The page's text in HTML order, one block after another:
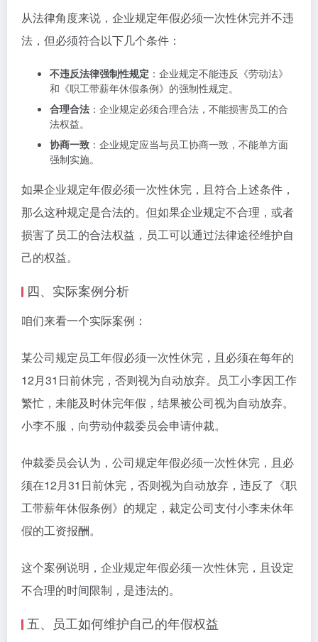
从法律角度来说，企业规定年假必须一次性休完并不违
法，但必须符合以下几个条件：
不违反法律强制性规定 ：企业规定不能违反《劳动法》
和《职工带薪年休假条例》的强制性规定。
合理合法 ：企业规定必须合理合法，不能损害员工的合
法权益。
协商一致 ：企业规定应当与员工协商一致，不能单方面
强制实施。
如果企业规定年假必须一次性休完，且符合上述条件，
那么这种规定是合法的。但如果企业规定不合理，或者
损害了员工的合法权益，员工可以通过法律途径维护自
己的权益。
四、实际案例分析
咱们来看一个实际案例：
某公司规定员工年假必须一次性休完，且必须在每年的
12月31日前休完，否则视为自动放弃。员工小李因工作
繁忙，未能及时休完年假，结果被公司视为自动放弃。
小李不服，向劳动仲裁委员会申请仲裁。
仲裁委员会认为，公司规定年假必须一次性休完，且必
须在12月31日前休完，否则视为自动放弃，违反了《职
工带薪年休假条例》的规定，裁定公司支付小李未休年
假的工资报酬。
这个案例说明，企业规定年假必须一次性休完，且设定
不合理的时间限制，是违法的。
五、员工如何维护自己的年假权益